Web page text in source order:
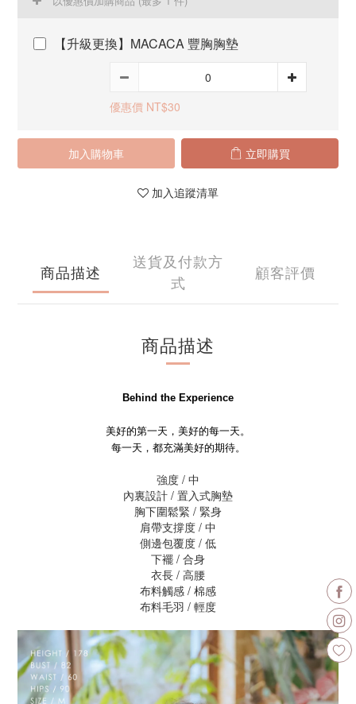
【升級更換】MACACA 豐胸胸墊
優惠價 NT$30
加入購物車 立即購買
加入追蹤清單
商品描述
送貨及付款方
式
顧客評價
商品描述
Behind the Experience
美好的第一天，美好的每一天。
每一天，都充滿美好的期待。
強度 / 中
內裏設計 / 置入式胸墊
胸下圍鬆緊 / 緊身
肩帶支撐度 / 中
側邊包覆度 / 低
下襬 / 合身
衣長 / 高腰
布料觸感 / 棉感
布料毛羽 / 輕度